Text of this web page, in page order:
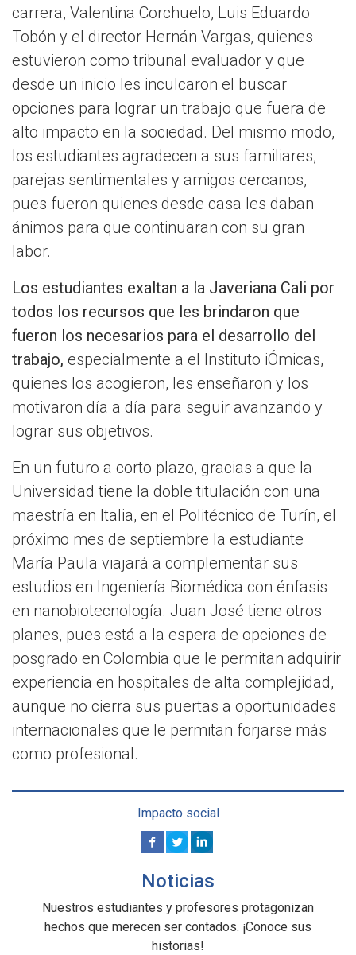
carrera, Valentina Corchuelo, Luis Eduardo
Tobón y el director Hernán Vargas, quienes
estuvieron como tribunal evaluador y que
desde un inicio les inculcaron el buscar
opciones para lograr un trabajo que fuera de
alto impacto en la sociedad. Del mismo modo,
los estudiantes agradecen a sus familiares,
parejas sentimentales y amigos cercanos,
pues fueron quienes desde casa les daban
ánimos para que continuaran con su gran
labor.
Los estudiantes exaltan a la Javeriana Cali por
todos los recursos que les brindaron que
fueron los necesarios para el desarrollo del
trabajo, especialmente a el Instituto iÓmicas,
quienes los acogieron, les enseñaron y los
motivaron día a día para seguir avanzando y
lograr sus objetivos.
En un futuro a corto plazo, gracias a que la
Universidad tiene la doble titulación con una
maestría en Italia, en el Politécnico de Turín, el
próximo mes de septiembre la estudiante
María Paula viajará a complementar sus
estudios en Ingeniería Biomédica con énfasis
en nanobiotecnología. Juan José tiene otros
planes, pues está a la espera de opciones de
posgrado en Colombia que le permitan adquirir
experiencia en hospitales de alta complejidad,
aunque no cierra sus puertas a oportunidades
internacionales que le permitan forjarse más
como profesional.
Impacto social
Noticias
Nuestros estudiantes y profesores protagonizan
hechos que merecen ser contados. ¡Conoce sus
historias!